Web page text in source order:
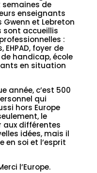
semaines de
enseignants
Gwenn et Lebreton
sont accueillis
:
foyer de
handicap, école
en situation
année, c’est 500
qui
hors Europe
le
aux différentes
idées, mais il
en soi et l’esprit
l’Europe.